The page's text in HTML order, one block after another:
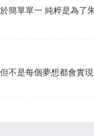
簡單單一 純粹是為
不是每個夢想都會實現